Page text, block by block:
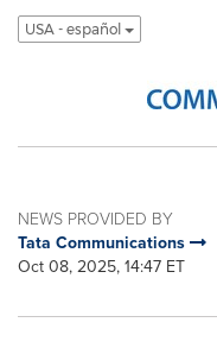
USA - español
NEWS PROVIDED BY
Tata Communications
Oct 08, 2025, 14:47 ET